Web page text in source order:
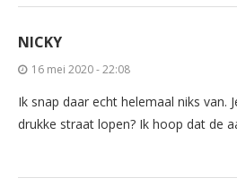
NICKY
16 mei 2020 - 22:08
Ik snap daar echt helemaal niks van.
drukke straat lopen? Ik hoop dat de